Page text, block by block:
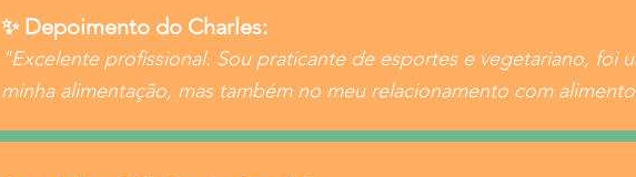
✨ Depoimento do Charles:
"Excelente profissional. Sou praticante de esportes e vegetariano, foi
minha alimentação, mas também no meu relacionamento com